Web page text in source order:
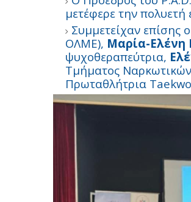
μετέφερε την
Συμμετείχαν επίσης
ΟΛΜΕ), Μαρία-Ελένη
ψυχοθεραπεύτρια,
Τμήματος
Πρωταθλήτρια